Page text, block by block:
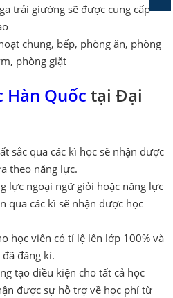
trải giường sẽ được cung cấp
chung, bếp, phòng ăn, phòng
phòng giặt
Hàn Quốc tại Đại
sắc qua các kì học sẽ nhận được
theo năng lực.
lực ngoại ngữ giỏi hoặc năng lực
qua các kì sẽ nhận được học
học viên có tỉ lệ lên lớp 100% và
đăng kí.
tạo điều kiện cho tất cả học
được sự hỗ trợ về học phí từ